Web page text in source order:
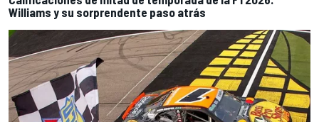
Williams y su sorprendente paso atrás